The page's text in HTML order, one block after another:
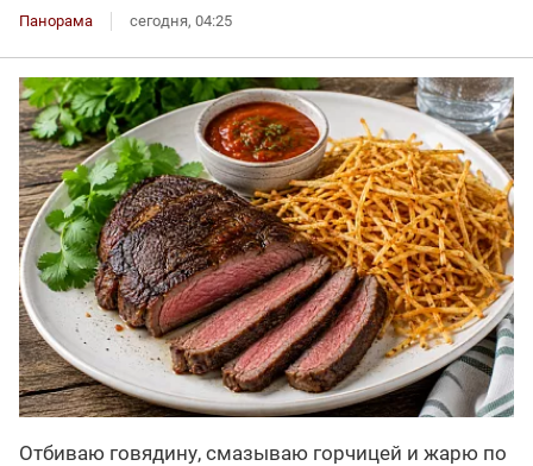
Панорама сегодня, 04:25
Отбиваю говядину, смазываю горчицей и жарю по